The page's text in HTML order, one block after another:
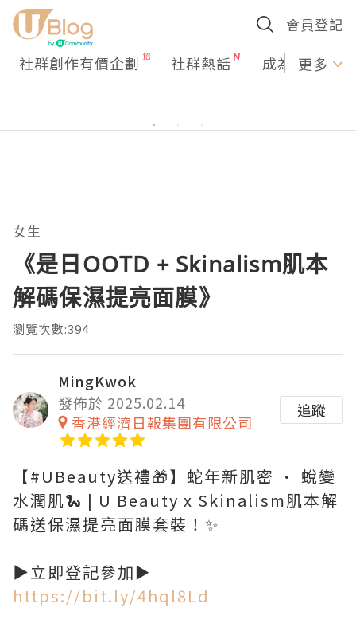
會員登記
社群創作有價企劃 社群熱話 成為U更多
女生
《是日OOTD + Skinalism肌本
解碼保濕提亮面膜》
瀏覽次數:394
MingKwok
發佈於 2025.02.14
香港經濟日報集團有限公司
追蹤
【#UBeauty送禮🎁】蛇年新肌密 • 蛻變
水潤肌🐍 | U Beauty x Skinalism肌本解
碼送保濕提亮面膜套裝！✨
▶️立即登記參加►
https://bit.ly/4hql8Ld